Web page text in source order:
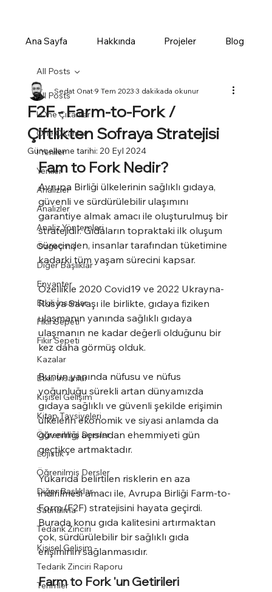
Ana Sayfa Hakkında Projeler Blog
All Posts
! Öne Çıkanlar
Öne Çıkanlar
! Yeniler
Yeniler
Analizler
Analizler
Analiz Yöntemleri
Özgeçmiş
Diğer Başlıklar
Envanter
Etkili İnsanlar
Fikir Sepeti
Fikir Sepeti
Kazalar
Etkili İnsanlar
Kişisel Gelişim
Kitap Tavsiyeleri
Öğrenilmiş Dersler
Lojistik
Öğrenilmiş Dersler
Diğer Başlıklar
Satınalma
Tedarik Zinciri
Kişisel Gelişim
Tedarik Zinciri Raporu
Terimler
All Posts
F2F - Farm-to-Fork /
Çiftlikten Sofraya Stratejisi
Sedat Onat9 Tem 20233 dakikada okunur
Güncelleme tarihi: 20 Eyl 2024
Fam to Fork Nedir?
Avrupa Birliği ülkelerinin sağlıklı gıdaya,
güvenli ve sürdürülebilir ulaşımını
garantiye almak amacı ile oluşturulmuş bir
stratejidir. Gıdaların topraktaki ilk oluşum
sürecinden, insanlar tarafından tüketimine
kadarki tüm yaşam sürecini kapsar.
Özellikle 2020 Covid19 ve 2022 Ukrayna-
Rusya Savaşı ile birlikte, gıdaya fiziken
ulaşmanın yanında sağlıklı gıdaya
ulaşmanın ne kadar değerli olduğunu bir
kez daha görmüş olduk.
Bunun yanında nüfusu ve nüfus
yoğunluğu sürekli artan dünyamızda
gıdaya sağlıklı ve güvenli şekilde erişimin
ülkelerin ekonomik ve siyasi anlamda da
güvenliği açısından ehemmiyeti gün
geçtikçe artmaktadır.
Yukarıda belirtilen risklerin en aza
indirilmesi amacı ile, Avrupa Birliği Farm-to-
Form (F2F) stratejisini hayata geçirdi.
Burada konu gıda kalitesini artırmaktan
çok, sürdürülebilir bir sağlıklı gıda
erişiminin sağlanmasıdır.
Farm to Fork 'un Getirileri